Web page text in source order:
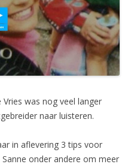
Vries was nog veel langer
naar luisteren.
in aflevering 3 tips voor
onder andere om meer